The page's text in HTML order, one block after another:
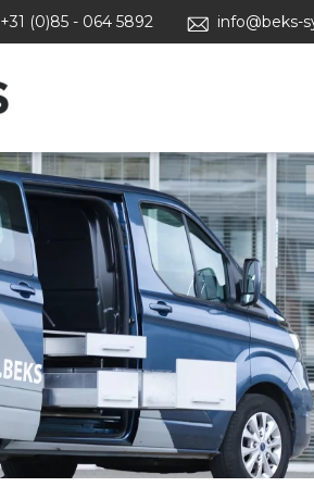
+31 (0)85 - 064 5892 info@beks-